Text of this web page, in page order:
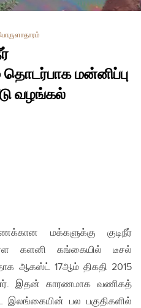
தொடர்பாக மன்னிப்பு
வழங்கல்
மக்களுக்கு குடிநீர்
களனி கங்கையில் டீசல்
ஆகஸ்ட் 17ஆம் திகதி 2015
இதன் காரணமாக வணிகத்
இலங்கையின் பல பகுதிகளில்